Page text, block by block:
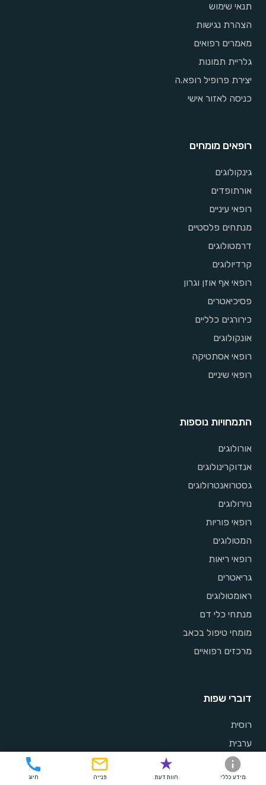
תנאי שימוש
הצהרת נגישות
מאמרים רפואים
גלריית תמונות
יצירת פרופיל רופא.ה
כניסה לאזור אישי
רופאים מומחים
גינקולוגים
אורתופדים
רופאי עיניים
מנתחים פלסטיים
דרמטולוגים
קרדיולוגים
רופאי אף אוזן וגרון
פסיכיאטרים
כירורגים כלליים
אונקולוגים
רופאי אסתטיקה
רופאי שיניים
התמחויות נוספות
אורולוגים
אנדוקרינולוגים
גסטרואנטרולוגים
נוירולוגים
רופאי פוריות
המטולוגים
רופאי ריאות
גריאטרים
ראומטולוגים
מנתחי כלי דם
מומחי טיפול בכאב
מרכזים רפואיים
דוברי שפות
רוסית
ערבית
אנגלית
צרפתית
מידע כללי חוות דעת פנייה חיוג